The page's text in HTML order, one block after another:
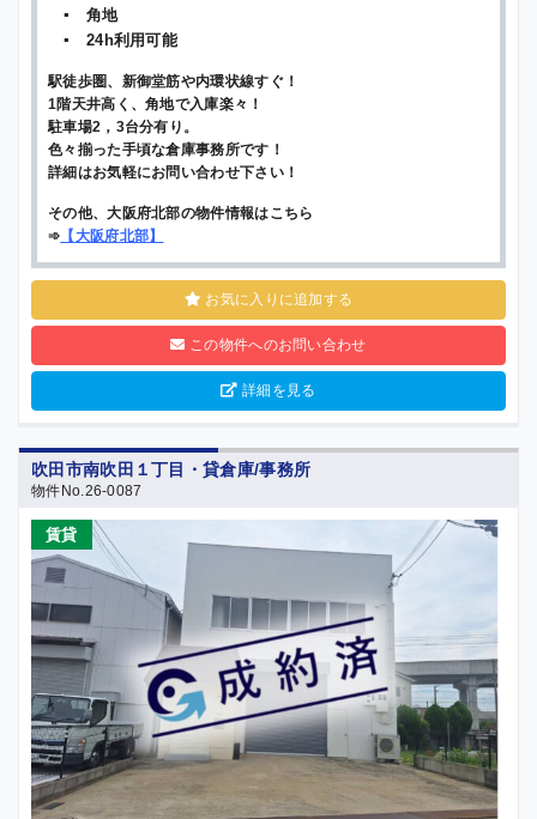
▪ 角地
▪ 24h利用可能
駅徒歩圏、新御堂筋や内環状線すぐ！
1階天井高く、角地で入庫楽々！
駐車場2，3台分有り。
色々揃った手頃な倉庫事務所です！
詳細はお気軽にお問い合わせ下さい！
その他、大阪府北部の物件情報はこちら
➾ 【大阪府北部】
お気に入りに追加する
この物件へのお問い合わせ
詳細を見る
吹田市南吹田１丁目・貸倉庫/事務所
物件No.26-0087
賃貸